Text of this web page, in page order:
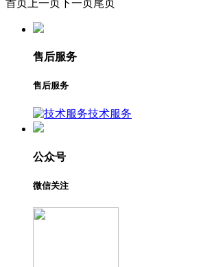
首页 上一页下一页尾页
售后服务
售后服务
技术服务
公众号
微信关注